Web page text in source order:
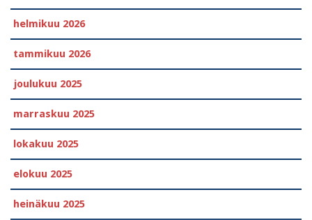
helmikuu 2026
tammikuu 2026
joulukuu 2025
marraskuu 2025
lokakuu 2025
elokuu 2025
heinäkuu 2025